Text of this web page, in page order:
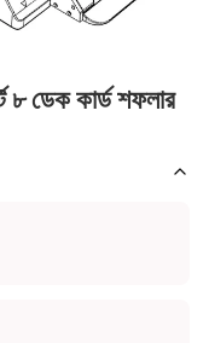
৮ ডেক কার্ড শফলার